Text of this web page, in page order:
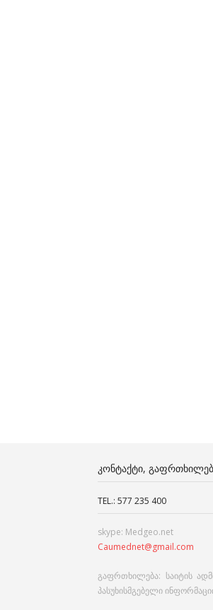
ᲙᲝᲜᲢᲐᲥᲢᲘ,
TEL.: 577 235 400
skype: Medgeo.net
Caumednet@gmail.com
გაფრთხილება: საიტის
პასუხისმგებელი